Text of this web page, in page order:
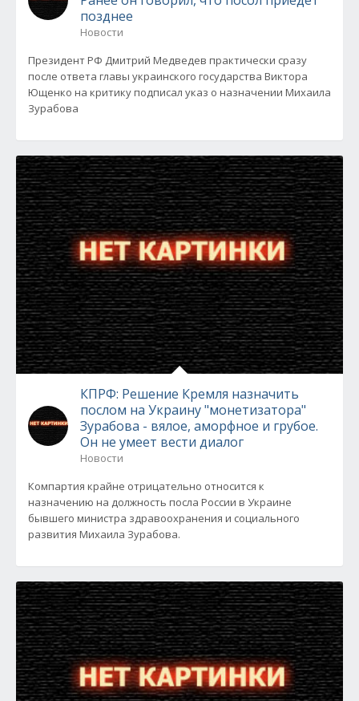
позднее
Новости
Президент РФ Дмитрий Медведев практически сразу
после ответа главы украинского государства Виктора
Ющенко на критику подписал указ о назначении Михаила
Зурабова
КПРФ: Решение Кремля назначить
послом на Украину "монетизатора"
Зурабова - вялое, аморфное и грубое.
Он не умеет вести диалог
Новости
Компартия крайне отрицательно относится к
назначению на должность посла России в Украине
бывшего министра здравоохранения и социального
развития Михаила Зурабова.